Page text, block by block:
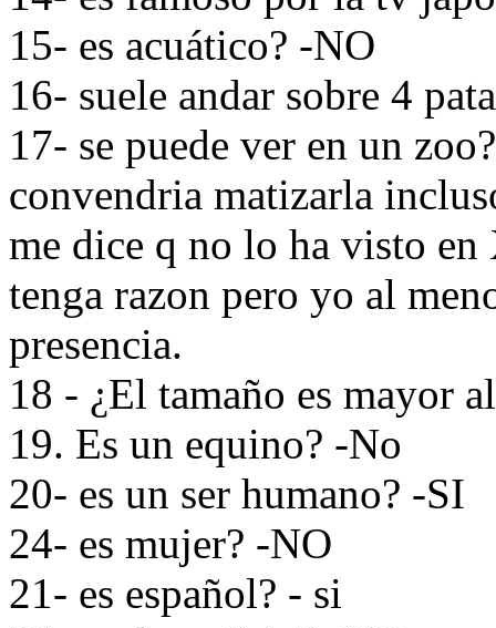
15- es acuático? -NO
16- suele andar sobre 4
17- se puede ver en un
convendria matizarla
me dice q no lo ha visto en
tenga razon pero yo al
presencia.
18 - ¿El tamaño es mayor
19. Es un equino? -No
20- es un ser humano? -SI
24- es mujer? -NO
21- es español? - si